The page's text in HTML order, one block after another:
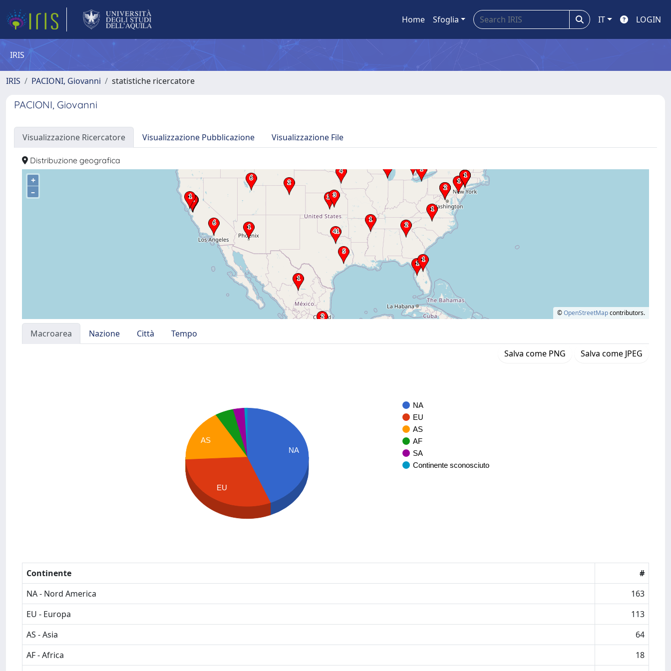
Home Sfoglia IT LOGIN
IRIS
IRIS PACIONI, Giovanni statistiche ricercatore
PACIONI, Giovanni
Visualizzazione Ricercatore Visualizzazione Pubblicazione Visualizzazione File
Distribuzione geografica
+
–
©OpenStreetMapcontributors.
Macroarea Nazione Città
Tempo
Salva come PNG
Salva come JPEG
NA
EU
AS
AF
SA
Continente sconosciuto
NA
AS
EU
Continente
#
NA - Nord America
163
EU - Europa
113
AS - Asia
64
AF - Africa
18